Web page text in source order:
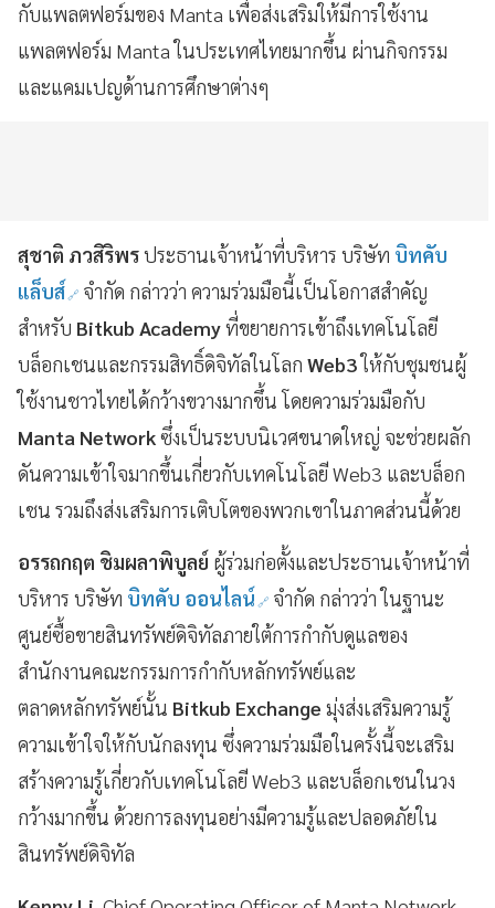
กับแพลตฟอร์มของ Manta เพื่อส่งเสริมให้มีการใช้งาน
แพลตฟอร์ม Manta ในประเทศไทยมากขึ้น ผ่านกิจกรรม
และแคมเปญด้านการศึกษาต่างๆ
สุชาติ ภวสิริพรประธานเจ้าหน้าที่บริหาร บริษัท บิทคับ
แล็บส์ จำกัด กล่าวว่า ความร่วมมือนี้เป็นโอกาสสำคัญ
สำหรับ Bitkub Academyที่ขยายการเข้าถึงเทคโนโลยี
บล็อกเชนและกรรมสิทธิ์ดิจิทัลในโลก Web3ให้กับชุมชนผู้
ใช้งานชาวไทยได้กว้างขวางมากขึ้น โดยความร่วมมือกับ
Manta Networkซึ่งเป็นระบบนิเวศขนาดใหญ่ จะช่วยผลัก
ดันความเข้าใจมากขึ้นเกี่ยวกับเทคโนโลยี Web3 และบล็อก
เชน รวมถึงส่งเสริมการเติบโตของพวกเขาในภาคส่วนนี้ด้วย
อรรถกฤต ชิมผลาพิบูลย์ ผู้ร่วมก่อตั้งและประธานเจ้าหน้าที่
บริหาร บริษัท บิทคับ ออนไลน์ จำกัด กล่าวว่า ในฐานะ
ศูนย์ซื้อขายสินทรัพย์ดิจิทัลภายใต้การกำกับดูแลของ
สำนักงานคณะกรรมการกำกับหลักทรัพย์และ
ตลาดหลักทรัพย์นั้น Bitkub Exchange มุ่งส่งเสริมความรู้
ความเข้าใจให้กับนักลงทุน ซึ่งความร่วมมือในครั้งนี้จะเสริม
สร้างความรู้เกี่ยวกับเทคโนโลยี Web3 และบล็อกเชนในวง
กว้างมากขึ้น ด้วยการลงทุนอย่างมีความรู้และปลอดภัยใน
สินทรัพย์ดิจิทัล